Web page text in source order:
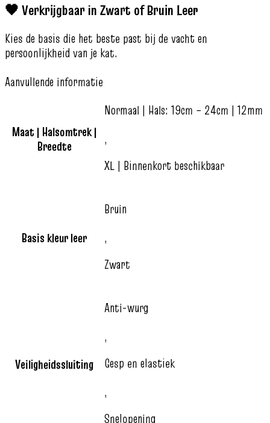
🖤 Verkrijgbaar in Zwart of Bruin Leer
Kies de basis die het beste past bij de vacht en
persoonlijkheid van je kat.
Aanvullende informatie
Maat | Halsomtrek |
Breedte
Normaal | Hals: 19cm – 24cm | 12mm
,
XL | Binnenkort beschikbaar
Basis kleur leer
Bruin
,
Zwart
Veiligheidssluiting
Anti-wurg
,
Gesp en elastiek
,
Snelopening